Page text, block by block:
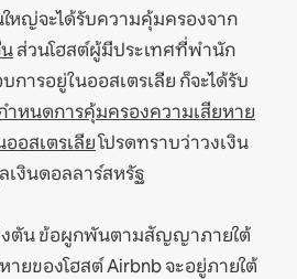
หญ่จะได้รับความคุ้มครองจาก
ส่วนโฮสต์ผู้มีประเทศที่พำนัก
ารอยู่ในออสเตรเลีย ก็จะได้รับ
ำหนดการคุ้มครองความเสียหาย
อสเตรเลียโปรดทราบว่าวงเงิน
งินดอลลาร์สหรัฐ
งตัน ข้อผูกพันตามสัญญาภายใต้
ยของโฮสต์ Airbnb จะอยู่ภายใต้